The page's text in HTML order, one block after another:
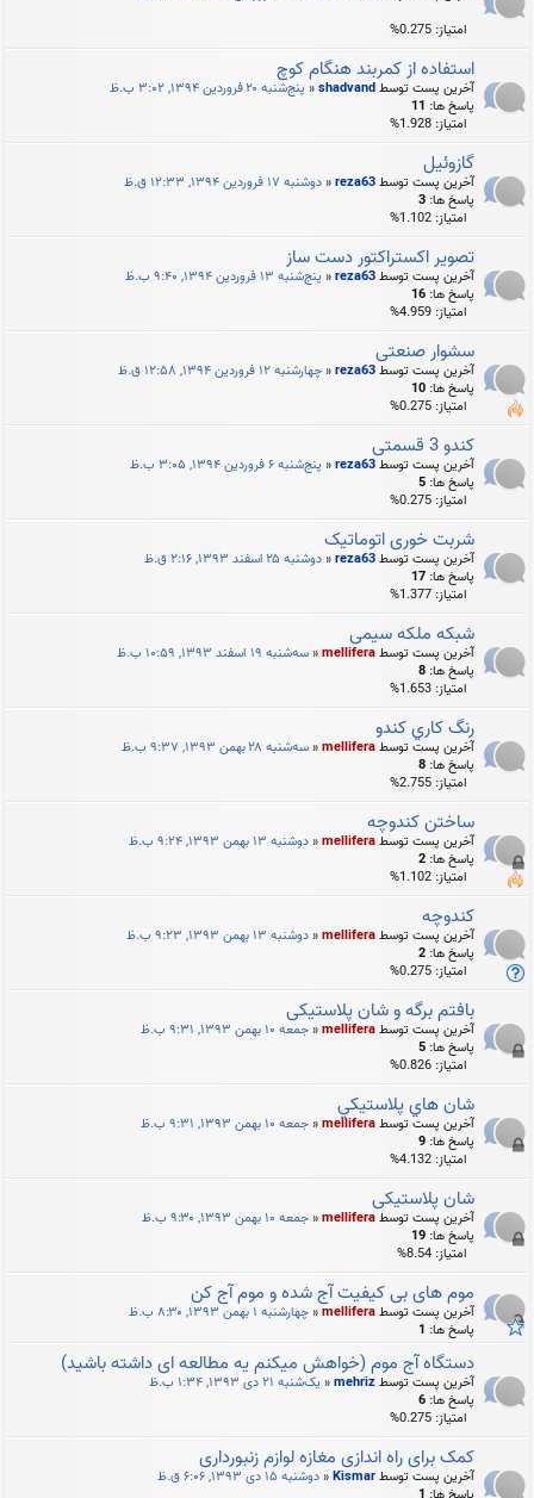
امتیاز: 0.275%
استفاده از کمربند هنگام کوچ
آخرین پست توسطshadvand
« پنج‌شنبه ۲۰ فروردین ۱۳۹۴, ۳:۰۲ ب.ظ
پاسخ ها: 11
امتیاز: 1.928%
گازوئیل
آخرین پست توسطreza63
«دوشنبه ۱۷ فروردین ۱۳۹۴, ۱۲:۳۳ ق.ظ
پاسخ ها: 3
امتیاز: 1.102%
تصوير اكستراكتور دست ساز
آخرین پست توسطreza63
« پنج‌شنبه ۱۳ فروردین ۱۳۹۴, ۹:۴۰ ب.ظ
پاسخ ها: 16
امتیاز: 4.959%
سشوار صنعتی
آخرین پست توسطreza63
«چهارشنبه ۱۲ فروردین ۱۳۹۴, ۱۲:۵۸ ق.ظ
پاسخ ها: 10
امتیاز: 0.275%
کندو 3 قسمتی
آخرین پست توسطreza63
« پنج‌شنبه ۶ فروردین ۱۳۹۴, ۳:۰۵ ب.ظ
پاسخ ها: 5
امتیاز: 0.275%
شربت خوری اتوماتیک
آخرین پست توسطreza63
«دوشنبه ۲۵ اسفند ۱۳۹۳, ۲:۱۶ ق.ظ
پاسخ ها: 17
امتیاز: 1.377%
شبکه ملکه سیمی
آخرین پست توسطmellifera
«سه‌شنبه ۱۹ اسفند ۱۳۹۳, ۱۰:۵۹ ب.ظ
پاسخ ها: 8
امتیاز: 1.653%
رنگ كاري كندو
آخرین پست توسطmellifera
«سه‌شنبه ۲۸ بهمن ۱۳۹۳, ۹:۳۷ ب.ظ
پاسخ ها: 8
امتیاز: 2.755%
ساختن کندوچه
آخرین پست توسطmellifera
«دوشنبه ۱۳ بهمن ۱۳۹۳, ۹:۲۴ ب.ظ
پاسخ ها: 2
امتیاز: 1.102%
کندوچه
آخرین پست توسطmellifera
«دوشنبه ۱۳ بهمن ۱۳۹۳, ۹:۲۳ ب.ظ
پاسخ ها: 2
امتیاز: 0.275%
بافتم برگه و شان پلاستیکی
آخرین پست توسطmellifera
«جمعه ۱۰ بهمن ۱۳۹۳, ۹:۳۱ ب.ظ
پاسخ ها: 5
امتیاز: 0.826%
شان هاي پلاستيكي
آخرین پست توسطmellifera
«جمعه ۱۰ بهمن ۱۳۹۳, ۹:۳۱ ب.ظ
پاسخ ها: 9
امتیاز: 4.132%
شان پلاستیکی
آخرین پست توسطmellifera
«جمعه ۱۰ بهمن ۱۳۹۳, ۹:۳۰ ب.ظ
پاسخ ها: 19
امتیاز: 8.54%
موم های بی کیفیت آج شده و موم آج کن
آخرین پست توسطmellifera
«چهارشنبه ۱ بهمن ۱۳۹۳, ۸:۳۰ ب.ظ
پاسخ ها: 1
دستگاه آج موم (خواهش میکنم یه مطالعه ای داشته باشید)
آخرین پست توسطmehriz
« یک‌شنبه ۲۱ دی ۱۳۹۳, ۱:۳۴ ب.ظ
پاسخ ها: 6
امتیاز: 0.275%
کمک برای راه اندازی مغازه لوازم زنبورداری
آخرین پست توسطKismar
«دوشنبه ۱۵ دی ۱۳۹۳, ۶:۰۶ ق.ظ